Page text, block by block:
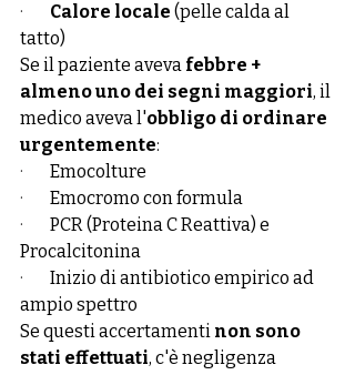
· Calore locale (pelle calda al
tatto)
Se il paziente aveva febbre +
almeno uno dei segni maggiori, il
medico aveva l'obbligo di ordinare
urgentemente:
· Emocolture
· Emocromo con formula
· PCR (Proteina C Reattiva) e
Procalcitonina
· Inizio di antibiotico empirico ad
ampio spettro
Se questi accertamenti non sono
stati effettuati, c'è negligenza